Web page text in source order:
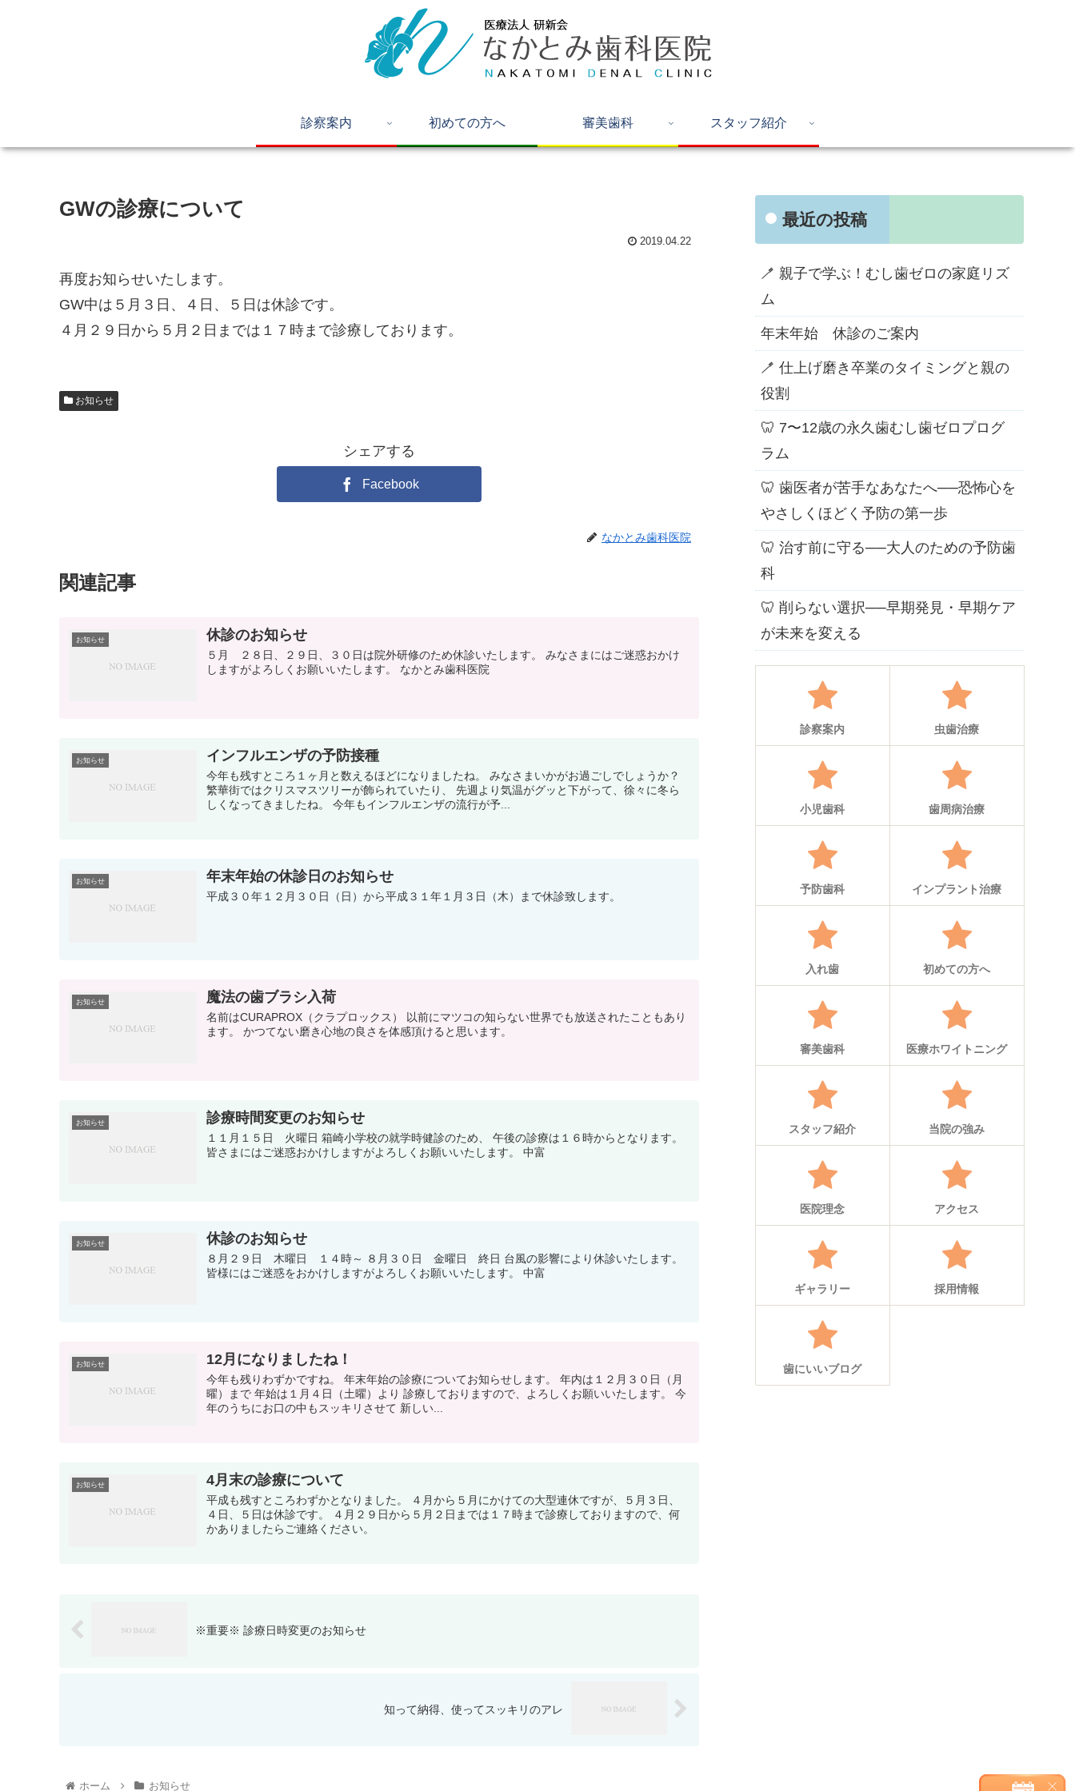
診察案内 初めての方へ 審美歯科 スタッフ紹介
GWの診療について
2019.04.22
再度お知らせいたします。
GW中は５月３日、４日、５日は休診です。
４月２９日から５月２日までは１７時まで診療しております。
お知らせ
シェアする
Facebook
なかとみ歯科医院
関連記事
お知らせ 休診のお知らせ
５月 ２８日、２９日、３０日は院外研修のため休診いたします。 みなさまにはご迷惑おかけ
しますがよろしくお願いいたします。 なかとみ歯科医院
お知らせ インフルエンザの予防接種
今年も残すところ１ヶ月と数えるほどになりましたね。 みなさまいかがお過ごしでしょうか？
繁華街ではクリスマスツリーが飾られていたり、 先週より気温がグッと下がって、徐々に冬ら
しくなってきましたね。 今年もインフルエンザの流行が予...
お知らせ 年末年始の休診日のお知らせ
平成３０年１２月３０日（日）から平成３１年１月３日（木）まで休診致します。
お知らせ 魔法の歯ブラシ入荷
名前はCURAPROX（クラプロックス） 以前にマツコの知らない世界でも放送されたこともあり
ます。 かつてない磨き心地の良さを体感頂けると思います。
お知らせ 診療時間変更のお知らせ
１１月１５日 火曜日 箱崎小学校の就学時健診のため、 午後の診療は１６時からとなります。
皆さまにはご迷惑おかけしますがよろしくお願いいたします。 中富
お知らせ 休診のお知らせ
８月２９日 木曜日 １４時～ ８月３０日 金曜日 終日 台風の影響により休診いたします。
皆様にはご迷惑をおかけしますがよろしくお願いいたします。 中富
お知らせ 12月になりましたね！
今年も残りわずかですね。 年末年始の診療についてお知らせします。 年内は１２月３０日（月
曜）まで 年始は１月４日（土曜）より 診療しておりますので、よろしくお願いいたします。 今
年のうちにお口の中もスッキリさせて 新しい...
お知らせ 4月末の診療について
平成も残すところわずかとなりました。 ４月から５月にかけての大型連休ですが、５月３日、
４日、５日は休診です。 ４月２９日から５月２日までは１７時まで診療しておりますので、何
かありましたらご連絡ください。
※重要※ 診療日時変更のお知らせ
知って納得、使ってスッキリのアレ
ホーム お知らせ
最近の投稿
🪥 親子で学ぶ！むし歯ゼロの家庭リズ
ム
年末年始 休診のご案内
🪥 仕上げ磨き卒業のタイミングと親の
役割
🦷 7〜12歳の永久歯むし歯ゼロプログ
ラム
🦷 歯医者が苦手なあなたへ──恐怖心を
やさしくほどく予防の第一歩
🦷 治す前に守る──大人のための予防歯
科
🦷 削らない選択──早期発見・早期ケア
が未来を変える
診察案内 虫歯治療
小児歯科 歯周病治療
予防歯科 インプラント治療
入れ歯 初めての方へ
審美歯科 医療ホワイトニング
スタッフ紹介 当院の強み
医院理念 アクセス
ギャラリー 採用情報
歯にいいブログ